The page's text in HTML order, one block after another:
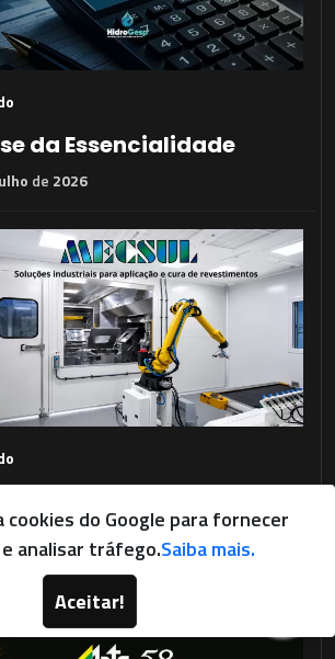
da Essencialidade
de 2026
aplicação e cura de
2026
do Google para fornecer
analisar tráfego.Saiba mais.
Aceitar!